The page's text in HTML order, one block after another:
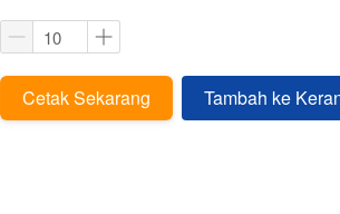
`
Cetak Sekarang `
Tambah ke